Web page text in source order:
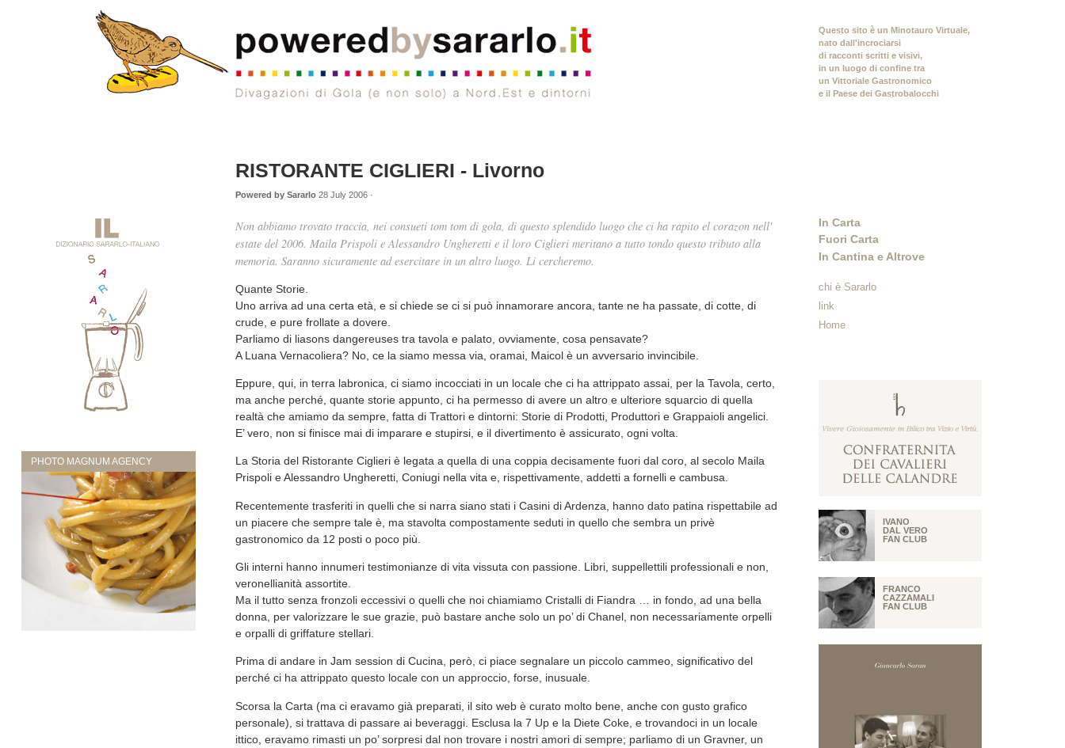
PHOTO MAGNUM AGENCY
RISTORANTE CIGLIERI - Livorno
Powered by Sararlo28 July 2006 ·
Non abbiamo trovato traccia, nei consueti tom tom di gola, di questo splendido luogo che ci ha rapito el corazon nell'
estate del 2006. Maila Prispoli e Alessandro Ungheretti e il loro Ciglieri meritano a tutto tondo questo tributo alla
memoria. Saranno sicuramente ad esercitare in un altro luogo. Li cercheremo.
Quante Storie.
Uno arriva ad una certa età, e si chiede se ci si può innamorare ancora, tante ne ha passate, di cotte, di
crude, e pure frollate a dovere.
Parliamo di liasons dangereuses tra tavola e palato, ovviamente, cosa pensavate?
A Luana Vernacoliera? No, ce la siamo messa via, oramai, Maicol è un avversario invincibile.
Eppure, qui, in terra labronica, ci siamo incocciati in un locale che ci ha attrippato assai, per la Tavola, certo,
ma anche perché, quante storie appunto, ci ha permesso di avere un altro e ulteriore squarcio di quella
realtà che amiamo da sempre, fatta di Trattori e dintorni: Storie di Prodotti, Produttori e Grappaioli angelici.
E’ vero, non si finisce mai di imparare e stupirsi, e il divertimento è assicurato, ogni volta.
La Storia del Ristorante Ciglieri è legata a quella di una coppia decisamente fuori dal coro, al secolo Maila
Prispoli e Alessandro Ungheretti, Coniugi nella vita e, rispettivamente, addetti a fornelli e cambusa.
Recentemente trasferiti in quelli che si narra siano stati i Casini di Ardenza, hanno dato patina rispettabile ad
un piacere che sempre tale è, ma stavolta compostamente seduti in quello che sembra un privè
gastronomico da 12 posti o poco più.
Gli interni hanno innumeri testimonianze di vita vissuta con passione. Libri, suppellettili professionali e non,
veronellianità assortite.
Ma il tutto senza fronzoli eccessivi o quelli che noi chiamiamo Cristalli di Fiandra … in fondo, ad una bella
donna, per valorizzare le sue grazie, può bastare anche solo un po’ di Chanel, non necessariamente orpelli
e orpalli di griffature stellari.
Prima di andare in Jam session di Cucina, però, ci piace segnalare un piccolo cammeo, significativo del
perché ci ha attrippato questo locale con un approccio, forse, inusuale.
Scorsa la Carta (ma ci eravamo già preparati, il sito web è curato molto bene, anche con gusto grafico
personale), si trattava di passare ai beveraggi. Esclusa la 7 Up e la Diete Coke, e trovandoci in un locale
ittico, eravamo rimasti un po’ sorpresi dal non trovare i nostri amori di sempre; parliamo di un Gravner, un
Questo sito è un Minotauro Virtuale,
nato dall'incrociarsi
di racconti scritti e visivi,
in un luogo di confine tra
un Vittoriale Gastronomico
e il Paese dei Gastrobalocchi
In Carta
Fuori Carta
In Cantina e Altrove
chi è Sararlo
link
Home
IVANO
DAL VERO
FAN CLUB
FRANCO
CAZZAMALI
FAN CLUB